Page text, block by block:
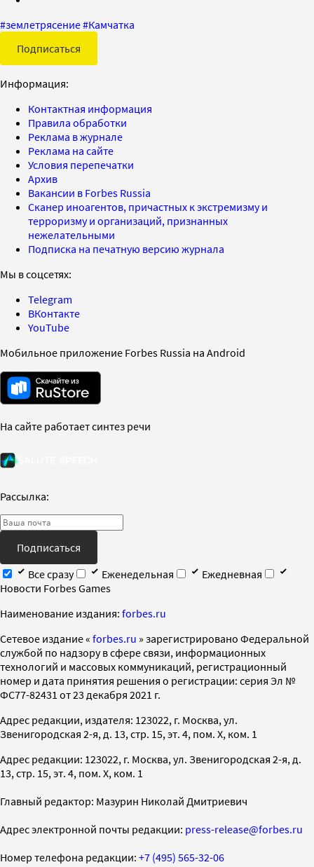
#землетрясение#Камчатка
Подписаться
Информация:
Контактная информация
Правила обработки
Реклама в журнале
Реклама на сайте
Условия перепечатки
Архив
Вакансии в Forbes Russia
Сканер иноагентов, причастных к экстремизму и
терроризму и организаций, признанных
нежелательными
Подписка на печатную версию журнала
Мы в соцсетях:
Telegram
ВКонтакте
YouTube
Мобильное приложение Forbes Russia на Android
На сайте работает синтез речи
Рассылка:
Подписаться
Все сразу
Еженедельная
Ежедневная
Новости Forbes Games
Наименование издания: forbes.ru
Cетевое издание « forbes.ru » зарегистрировано Федеральной
службой по надзору в сфере связи, информационных
технологий и массовых коммуникаций, регистрационный
номер и дата принятия решения о регистрации: серия Эл №
ФС77-82431 от 23 декабря 2021 г.
Адрес редакции, издателя: 123022, г. Москва, ул.
Звенигородская 2-я, д. 13, стр. 15, эт. 4, пом. X, ком. 1
Адрес редакции: 123022, г. Москва, ул. Звенигородская 2-я, д.
13, стр. 15, эт. 4, пом. X, ком. 1
Главный редактор: Мазурин Николай Дмитриевич
Адрес электронной почты редакции: press-release@forbes.ru
Номер телефона редакции: +7 (495) 565-32-06